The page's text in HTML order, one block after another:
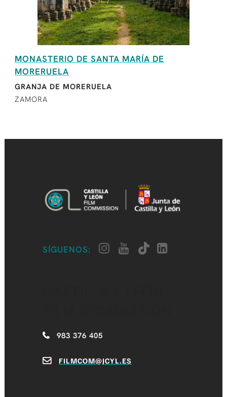
MONASTERIO DE SANTA MARÍA DE
MORERUELA
GRANJA DE MORERUELA
ZAMORA
SÍGUENOS:
983 376 405
FILMCOM@JCYL.ES